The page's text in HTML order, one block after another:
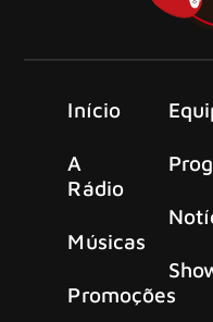
Início
A
Rádio
Músicas
Promoções